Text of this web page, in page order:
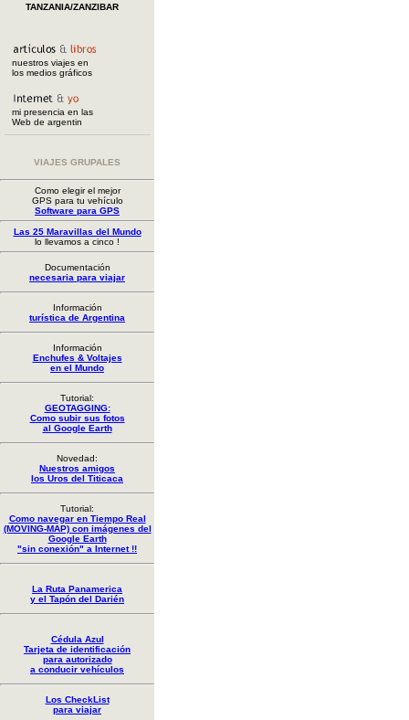
TANZANIA/ZANZIBAR
nuestros viajes en
los medios gráficos
mi presencia en las
Web de argentin
VIAJES GRUPALES
Como elegir el mejor
GPS para tu vehículo
Software para GPS
Las 25 Maravillas del Mundo
lo llevamos a cinco !
Documentación
necesaria para viajar
Información
turística de Argentina
Información
Enchufes & Voltajes
en el Mundo
Tutorial:
GEOTAGGING:
Como subir sus fotos
al Google Earth
Novedad:
Nuestros amigos
los Uros del Titicaca
Tutorial:
Como navegar en Tiempo Real
(MOVING-MAP) con imágenes del
Google Earth
"sin conexión" a Internet !!
La Ruta Panamerica
y el Tapón del Darién
Cédula Azul
Tarjeta de identificación
para autorizado
a conducir vehículos
Los CheckList
para viajar